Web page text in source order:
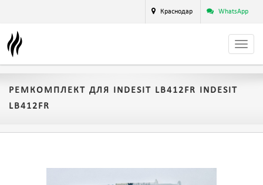
Краснодар WhatsApp
РЕМКОМПЛЕКТ ДЛЯ INDESIT LB412FR INDESIT
LB412FR